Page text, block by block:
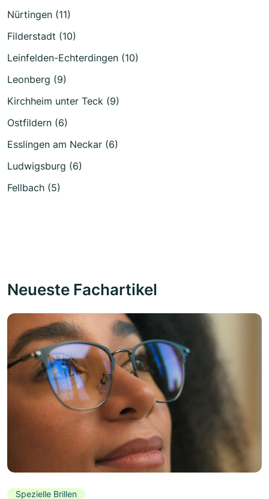
Nürtingen (11)
Filderstadt (10)
Leinfelden-Echterdingen (10)
Leonberg (9)
Kirchheim unter Teck (9)
Ostfildern (6)
Esslingen am Neckar (6)
Ludwigsburg (6)
Fellbach (5)
Neueste Fachartikel
Spezielle Brillen